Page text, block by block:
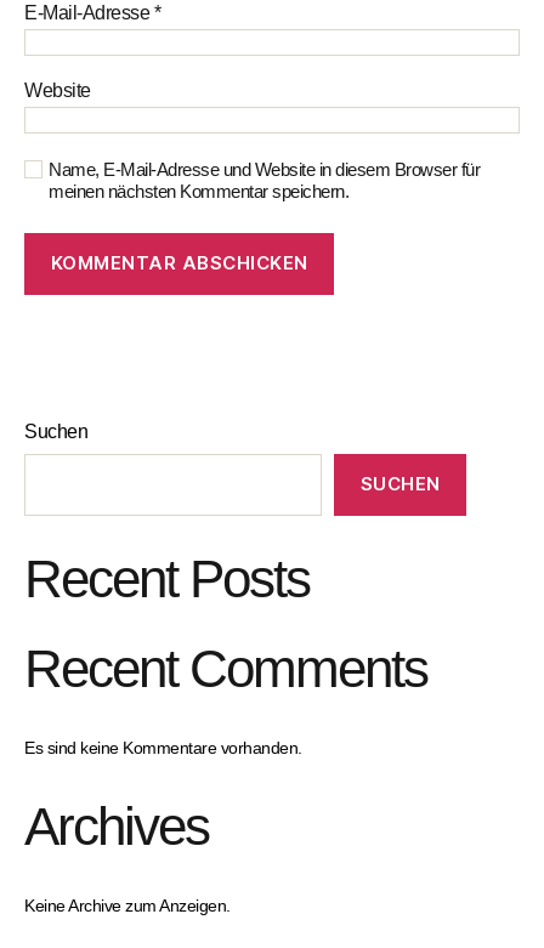
E-Mail-Adresse*
Website
Name, E-Mail-Adresse und Website in diesem Browser für
meinen nächsten Kommentar speichern.
Suchen
SUCHEN
Recent Posts
Recent Comments
Es sind keine Kommentare vorhanden.
Archives
Keine Archive zum Anzeigen.